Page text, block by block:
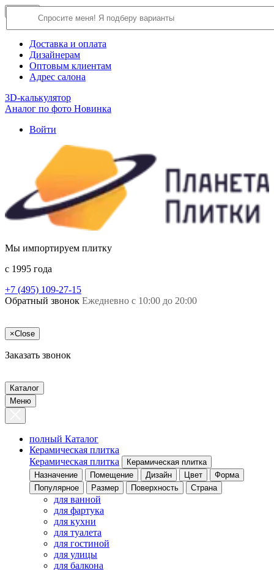
О компании
Доставка и оплата
Дизайнерам
Оптовым клиентам
Адрес салона
3D-калькулятор
Аналог по фото Новинка
Войти
Мы импортируем плитку
c 1995 года
+7 (495) 109-27-15
Обратный звонок Ежедневно с 10:00 до 20:00
×Close
Заказать звонок
Каталог
Меню
полный Каталог
Керамическая плитка
Керамическая плитка
Керамическая плитка
Назначение
Помещение Дизайн Цвет
Форма
Популярное
Размер Поверхность Страна
для ванной
для фартука
для кухни
для туалета
для гостиной
для улицы
для балкона